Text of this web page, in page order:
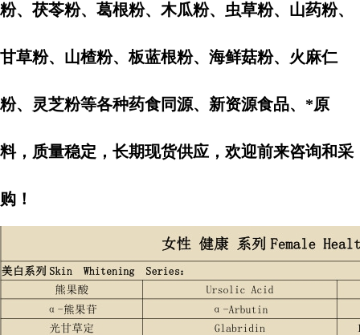
粉、茯苓粉、葛根粉、木瓜粉、虫草粉、山药粉、
甘草粉、山楂粉、板蓝根粉、海鲜菇粉、火麻仁
粉、灵芝粉等各种药食同源、新资源食品、*原
料，质量稳定，长期现货供应，欢迎前来咨询和采
购！